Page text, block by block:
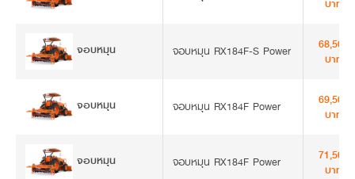
บาท
จอบหมุน จอบหมุน RX184F-S Power
68,500
บาท
จอบหมุน จอบหมุน RX184F Power
69,500
บาท
จอบหมุน จอบหมุน RX184F Power
71,500
บาท